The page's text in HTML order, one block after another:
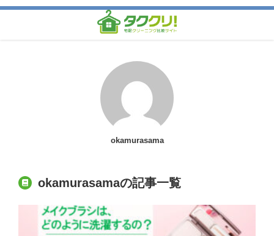
okamurasama
okamurasamaの記事一覧